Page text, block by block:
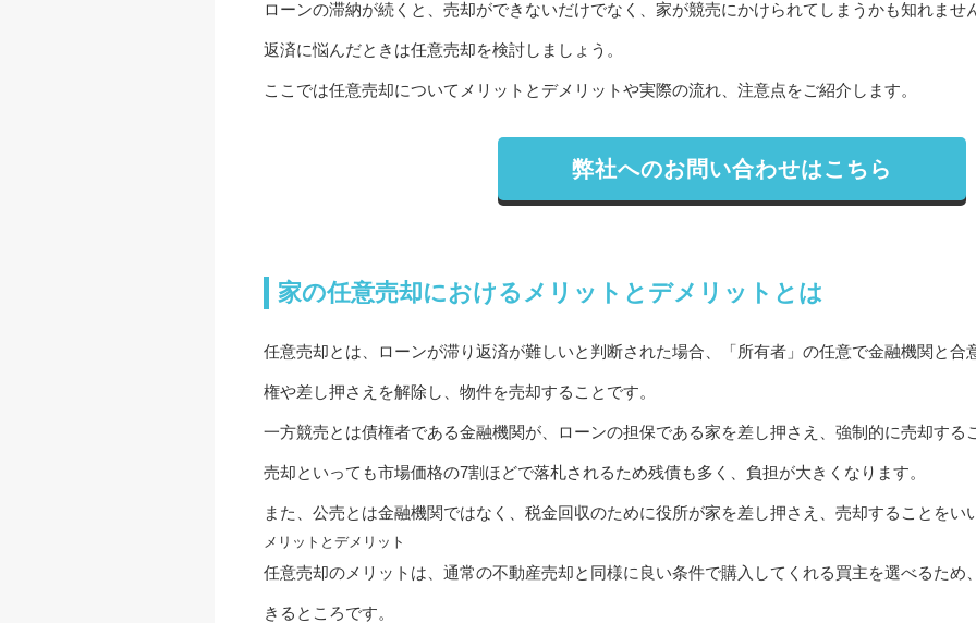
ローンの滞納が続くと、売却ができないだけでなく、家が競売にかけられてしまうかも知れませ
返済に悩んだときは任意売却を検討しましょう。
ここでは任意売却についてメリットとデメリットや実際の流れ、注意点をご紹介します。
弊社へのお問い合わせはこちら
家の任意売却におけるメリットとデメリットとは
任意売却とは、ローンが滞り返済が難しいと判断された場合、「所有者」の任意で金融機関と合
権や差し押さえを解除し、物件を売却することです。
一方競売とは債権者である金融機関が、ローンの担保である家を差し押さえ、強制的に売却する
売却といっても市場価格の7割ほどで落札されるため残債も多く、負担が大きくなります。
また、公売とは金融機関ではなく、税金回収のために役所が家を差し押さえ、売却することをい
メリットとデメリット
任意売却のメリットは、通常の不動産売却と同様に良い条件で購入してくれる買主を選べるため
きるところです。